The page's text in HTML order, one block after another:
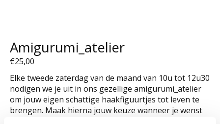
Amigurumi_atelier
€25,00
Elke tweede zaterdag van de maand van 10u tot 12u30
nodigen we je uit in ons gezellige amigurumi_atelier
om jouw eigen schattige haakfiguurtjes tot leven te
brengen. Maak hierna jouw keuze wanneer je wenst